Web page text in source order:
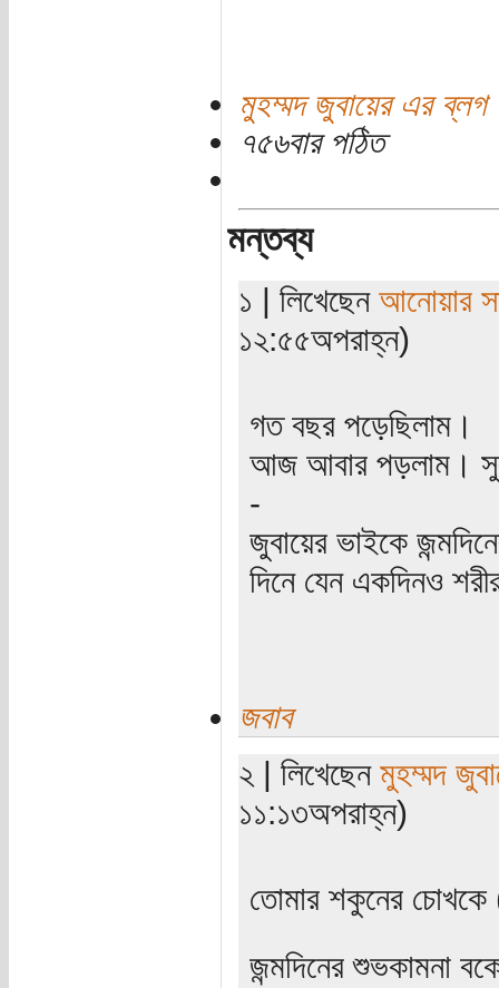
মুহম্মদ জুবায়ের এর ব্লগ
৭৫৬বার পঠিত
মন্তব্য
১ | লিখেছেন আনোয়ার
১২:৫৫অপরাহ্ন)
গত বছর পড়েছিলাম।
আজ আবার পড়লাম।
-
জুবায়ের ভাইকে
দিনে যেন একদিনও
জবাব
২ | লিখেছেন মুহম্মদ
১১:১৩অপরাহ্ন)
তোমার শকুনের চোখকে
জন্মদিনের শুভকামনা